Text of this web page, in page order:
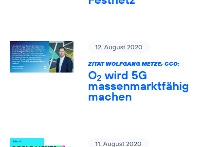
12. August 2020
ZITAT WOLFGANG METZE, CCO:
O2 wird 5G
massenmarktfähig
machen
11. August 2020